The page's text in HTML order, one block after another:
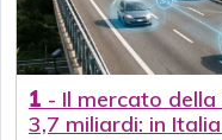
1 - Il mercato
3,7 miliardi: in